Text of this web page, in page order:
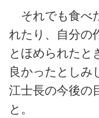
それでも食べ
れたり、自分の
とほめられたと
良かったとしみ
江士長の今後の
と。